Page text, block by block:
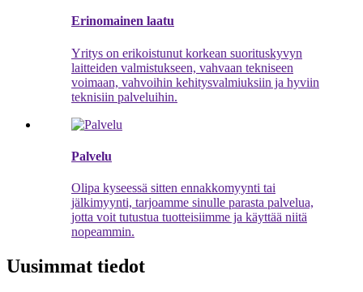
Erinomainen laatu
Yritys on erikoistunut korkean suorituskyvyn
laitteiden valmistukseen, vahvaan tekniseen
voimaan, vahvoihin kehitysvalmiuksiin ja hyviin
teknisiin palveluihin.
Palvelu
Olipa kyseessä sitten ennakkomyynti tai
jälkimyynti, tarjoamme sinulle parasta palvelua,
jotta voit tutustua tuotteisiimme ja käyttää niitä
nopeammin.
Uusimmat tiedot